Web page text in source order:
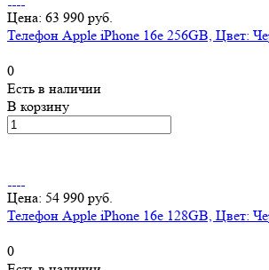
Цена: 63 990 руб.
Телефон Apple iPhone 16e 256GB, Цвет:
0
Есть в наличии
В корзину
Цена: 54 990 руб.
Телефон Apple iPhone 16e 128GB, Цвет:
0